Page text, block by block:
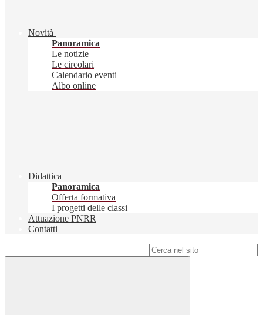
Novità
Panoramica
Le notizie
Le circolari
Calendario eventi
Albo online
Didattica
Panoramica
Offerta formativa
I progetti delle classi
Attuazione PNRR
Contatti